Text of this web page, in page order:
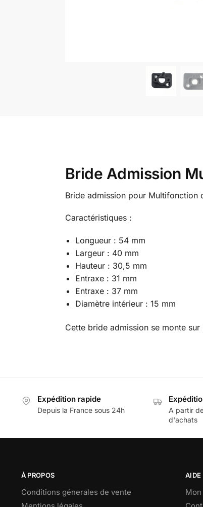
Bride Admission
Bride admission pour Multifonction
Caractéristiques :
Longueur : 54 mm
Largeur : 40 mm
Hauteur : 30,5 mm
Entraxe : 31 mm
Entraxe : 37 mm
Diamètre intérieur : 15 mm
Cette bride admission se monte
Expédition rapide
Depuis la France sous 24h
A partir
d'achats
À PROPOS
Conditions génerales de vente
AIDE